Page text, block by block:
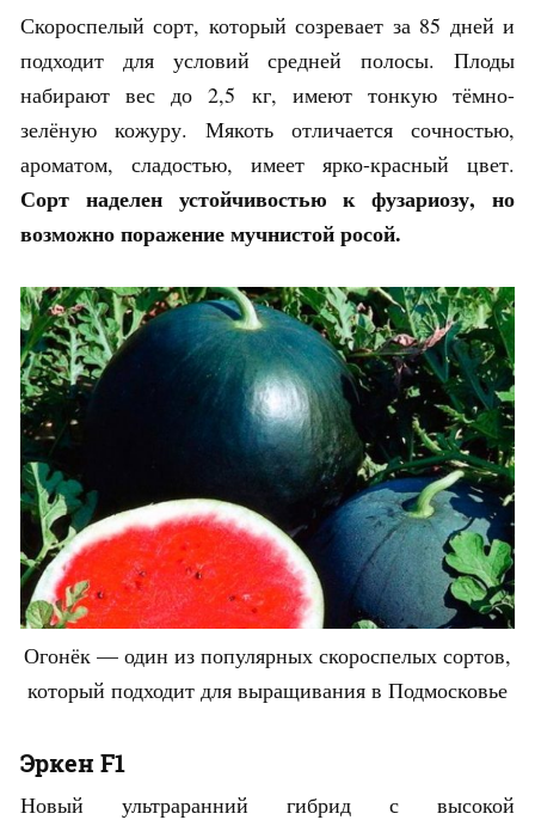
Скороспелый сорт, который созревает за 85 дней и
подходит для условий средней полосы. Плоды
набирают вес до 2,5 кг, имеют тонкую тёмно-
зелёную кожуру. Мякоть отличается сочностью,
ароматом, сладостью, имеет ярко-красный цвет.
Сорт наделен устойчивостью к фузариозу, но
возможно поражение мучнистой росой.
Огонёк — один из популярных скороспелых сортов,
который подходит для выращивания в Подмосковье
Эркен F1
Новый ультраранний гибрид с высокой